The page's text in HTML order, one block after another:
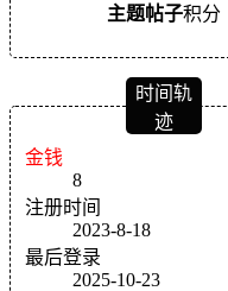
主题帖子积分
时间轨
迹
金钱
8
注册时间
2023-8-18
最后登录
2025-10-23